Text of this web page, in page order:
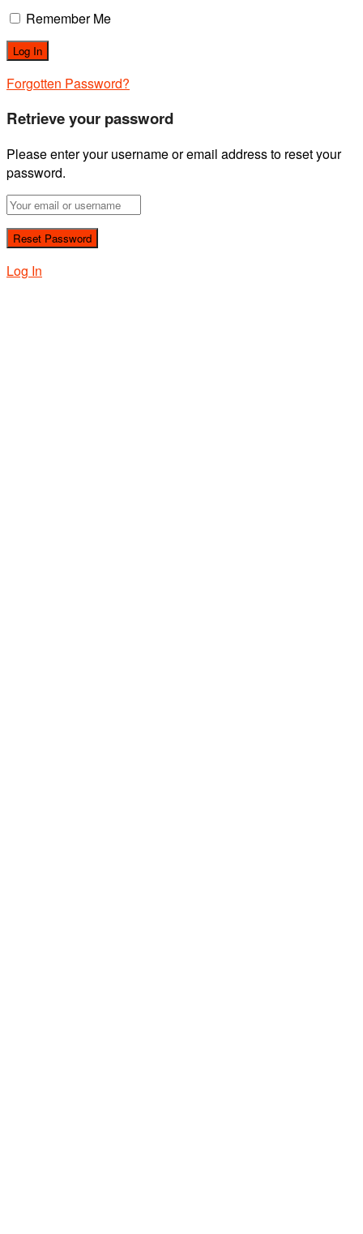
Remember Me
Forgotten Password?
Retrieve your password
Please enter your username or email address to reset your
password.
Log In